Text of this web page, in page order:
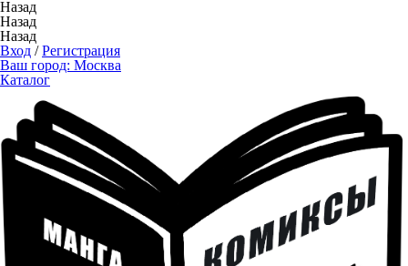
Назад
Назад
Назад
Вход /Регистрация
Ваш город: Москва
Каталог